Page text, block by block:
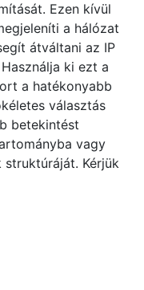
Ezen kívül
a hálózat
átváltani az IP
ki ezt a
a hatékonyabb
választás
betekintést
vagy
Kérjük